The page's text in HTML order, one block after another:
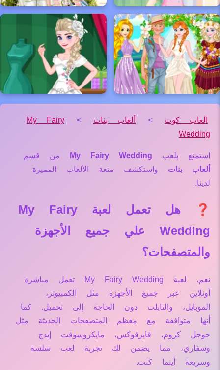
العاب كوت > ألعاب بنات >
My Fairy
Wedding
استمتع بلعب My Fairy Wedding من قسم
ألعاب بنات واستكشف متعة الألعاب المميزة
لدينا.
❓ هل تعمل لعبة My Fairy
Wedding علي جميع الأجهزة
والمتصفحات؟
نعم، لعبة My Fairy Wedding تعمل مباشرة
أونلاين عبر جميع الأجهزة مثل الكمبيوتر،
الموبايل، والتابلت دون الحاجة إلى تحميل. كما
أنها متوافقة مع معظم المتصفحات الحديثة مثل
جوجل كروم، فايرفوكس، مايكروسوفت إيدج
وسفاري، مما يضمن لك تجربة لعب سلسة
وسريعة أينما كنت.